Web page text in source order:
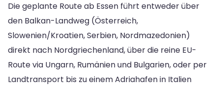
Die geplante Route ab Essen führt entweder über
den Balkan-Landweg (Österreich,
Slowenien/Kroatien, Serbien, Nordmazedonien)
direkt nach Nordgriechenland, über die reine EU-
Route via Ungarn, Rumänien und Bulgarien, oder per
Landtransport bis zu einem Adriahafen in Italien